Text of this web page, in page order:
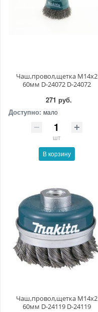
Чаш,провол,щетка M14x2
60мм D-24072 D-24072
271 руб.
Доступно: мало
шт
В корзину
Чаш,провол,щетка M14x2
60мм D-24119 D-24119